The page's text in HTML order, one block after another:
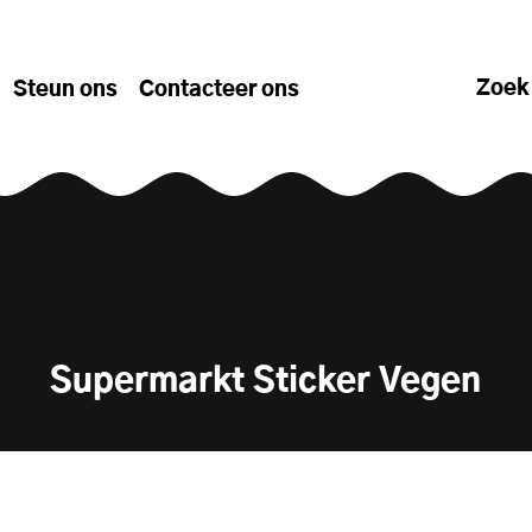
Steun ons Contacteer ons Zoek
Supermarkt Sticker Vegen